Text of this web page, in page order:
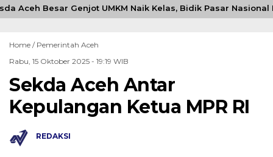
Aceh Besar Genjot UMKM Naik Kelas, Bidik Pasar
Home / Pemerintah Aceh
Rabu, 15 Oktober 2025 - 19:19 WIB
Sekda Aceh Antar
Kepulangan Ketua MPR RI
REDAKSI